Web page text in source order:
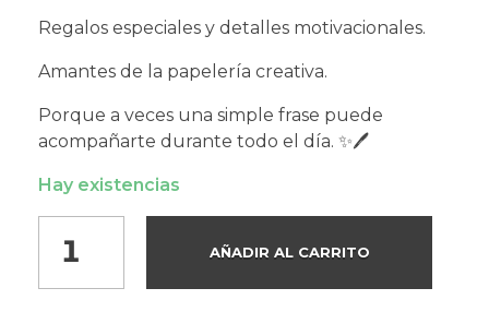
Regalos especiales y detalles motivacionales.
Amantes de la papelería creativa.
Porque a veces una simple frase puede
acompañarte durante todo el día. ✨🖊️
Hay existencias
AÑADIR AL CARRITO